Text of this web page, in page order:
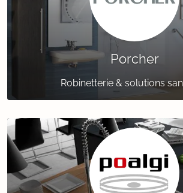
Porcher
Robinetterie & solutions